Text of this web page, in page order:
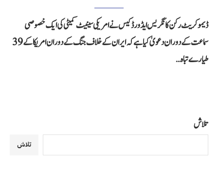
ڈیموکریٹ رکن کانگریس ایڈورڈ کیس نے امریکی سینیٹ کمیٹی کی ایک خصوصی
سماعت کے دوران دعویٰ کیا ہے کہ ایران کے خلاف جنگ کے دوران امریکا کے 39
طیارے تباہ…
تلاش
تلاش